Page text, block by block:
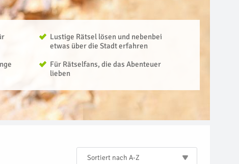
Lustige Rätsel lösen und nebenbei
etwas über die Stadt erfahren
Für Rätselfans, die das Abenteuer
lieben
Sortiert nach A-Z